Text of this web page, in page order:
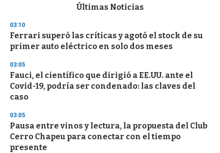
d
s
o
f
3
s
e
c
o
d
s
Últimas Noticias
03:10
Ferrari superó las críticas y agotó el stock de su
primer auto eléctrico en solo dos meses
03:05
Fauci, el científico que dirigió a EE.UU. ante el
Covid-19, podría ser condenado: las claves del
caso
03:05
Pausa entre vinos y lectura, la propuesta del Club
Cerro Chapeu para conectar con el tiempo
presente